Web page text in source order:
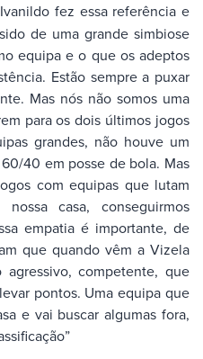
fez essa referência e
de uma grande simbiose
equipa e o que os adeptos
Estão sempre a puxar
Mas nós não somos uma
para os dois últimos jogos
grandes, não houve um
40 em posse de bola. Mas
com equipas que lutam
casa, conseguirmos
empatia é importante, de
que quando vêm a Vizela
competente, que
pontos. Uma equipa que
e vai buscar algumas fora,